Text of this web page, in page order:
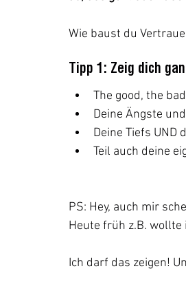
Wie baust du
Tipp 1: Zeig dich
The good, the
Deine Ängste
Deine Tiefs UND
Teil auch deine
PS: Hey, auch mir
Heute früh z.B. wollte
Ich darf das zeigen!